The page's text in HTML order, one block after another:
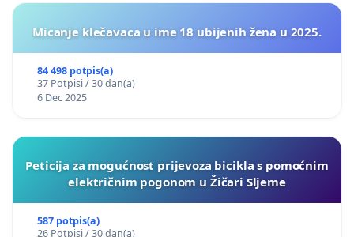
Micanje klečavaca u ime 18 ubijenih žena u 2025.
84 498 potpis(a)
37 Potpisi / 30 dan(a)
6 Dec 2025
Peticija za mogućnost prijevoza bicikla s pomoćnim
električnim pogonom u Žičari Sljeme
587 potpis(a)
26 Potpisi / 30 dan(a)